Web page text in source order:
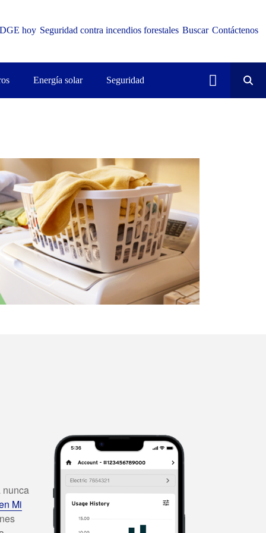
hoy Seguridad contra incendios forestales Buscar Contáctenos
Energía solar Seguridad
nunca
Mi